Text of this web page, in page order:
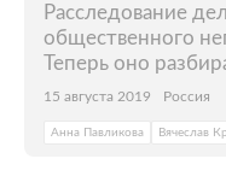
Расследование
общественного
Теперь оно
15 августа 2019 Россия
Анна Павликова Вячеслав